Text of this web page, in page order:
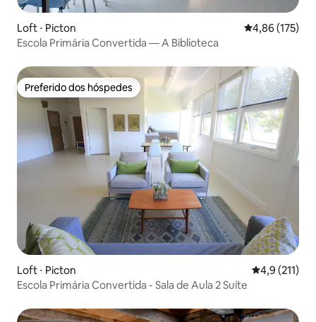
Loft ⋅ Picton 4,86 de uma
4,86 (175)
Escola Primária Convertida — A Biblioteca
Preferido dos hóspedes
Preferido dos hóspedes
Loft ⋅ Picton 4,9 de uma
4,9 (211)
Escola Primária Convertida - Sala de Aula 2 Suíte